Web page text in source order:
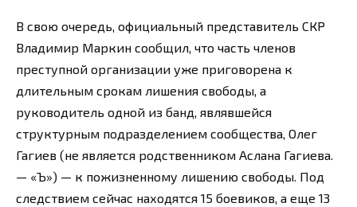
В свою очередь, официальный представитель СКР
Владимир Маркин сообщил, что часть членов
преступной организации уже приговорена к
длительным срокам лишения свободы, а
руководитель одной из банд, являвшейся
структурным подразделением сообщества, Олег
Гагиев (не является родственником Аслана Гагиева.
— «Ъ») — к пожизненному лишению свободы. Под
следствием сейчас находятся 15 боевиков, а еще 13